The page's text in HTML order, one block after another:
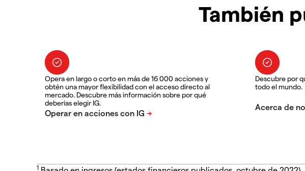
También
Opera en largo o corto en más de 16 000 acciones y
obtén una mayor flexibilidad con el acceso directo al
mercado. Descubre más información sobre por qué
deberías elegir IG.
Descubre por
todo el mundo.
1